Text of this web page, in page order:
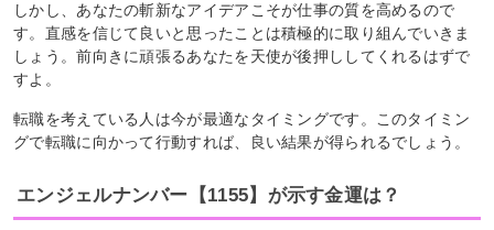
しかし、あなたの斬新なアイデアこそが仕事の質を高めるので
す。直感を信じて良いと思ったことは積極的に取り組んでいきま
しょう。前向きに頑張るあなたを天使が後押ししてくれるはずで
すよ。
転職を考えている人は今が最適なタイミングです。このタイミン
グで転職に向かって行動すれば、良い結果が得られるでしょう。
エンジェルナンバー【1155】が示す金運は？